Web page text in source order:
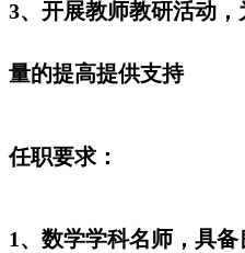
3、开展教师教研活动
量的提高提供支持
任职要求：
1、数学学科名师，具